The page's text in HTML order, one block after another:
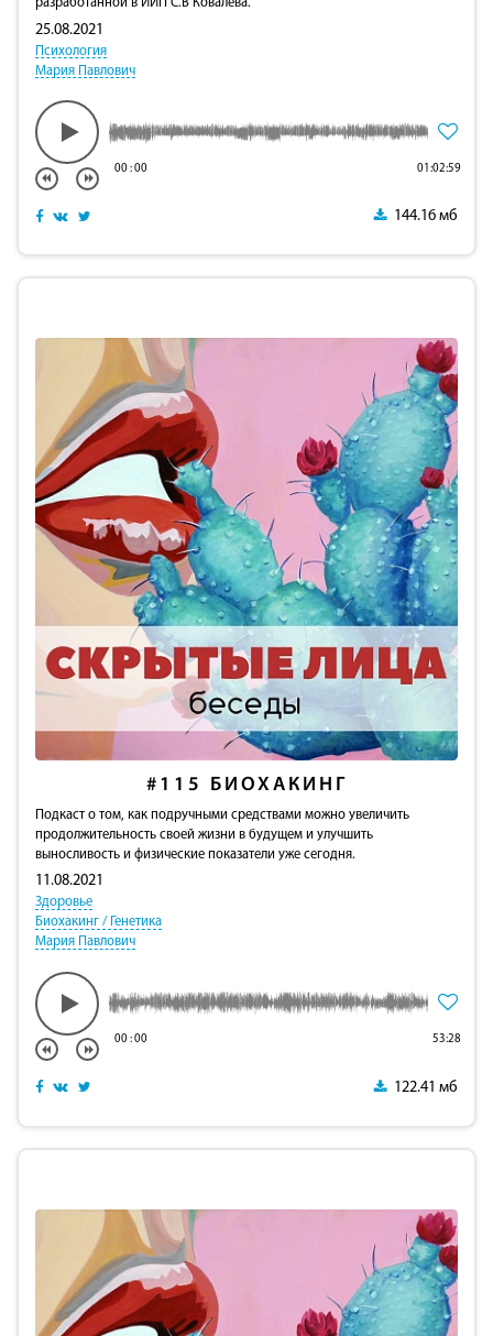
разработанной в ИИП С.В Ковалева.
25.08.2021
Психология
Мария Павлович
00:00 01:02:59
144.16 мб
#115 БИОХАКИНГ
Подкаст о том, как подручными средствами можно увеличить
продолжительность своей жизни в будущем и улучшить
выносливость и физические показатели уже сегодня.
11.08.2021
Здоровье
Биохакинг / Генетика
Мария Павлович
00:00 53:28
122.41 мб